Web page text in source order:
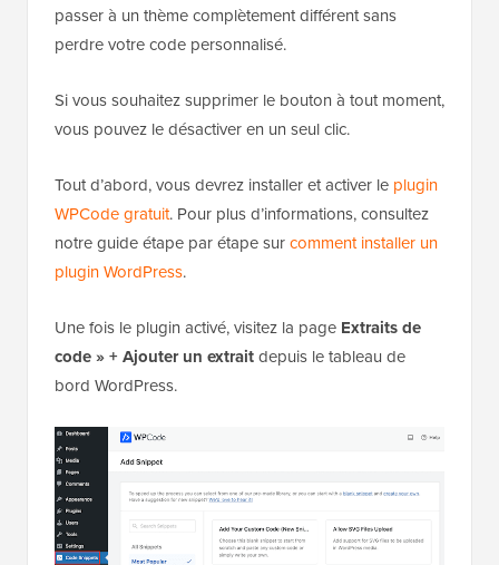
passer à un thème complètement différent sans
perdre votre code personnalisé.
Si vous souhaitez supprimer le bouton à tout moment,
vous pouvez le désactiver en un seul clic.
Tout d’abord, vous devrez installer et activer le plugin
WPCode gratuit. Pour plus d’informations, consultez
notre guide étape par étape surcomment installer un
plugin WordPress.
Une fois le plugin activé, visitez la page Extraits de
code » + Ajouter un extraitdepuis le tableau de
bord WordPress.